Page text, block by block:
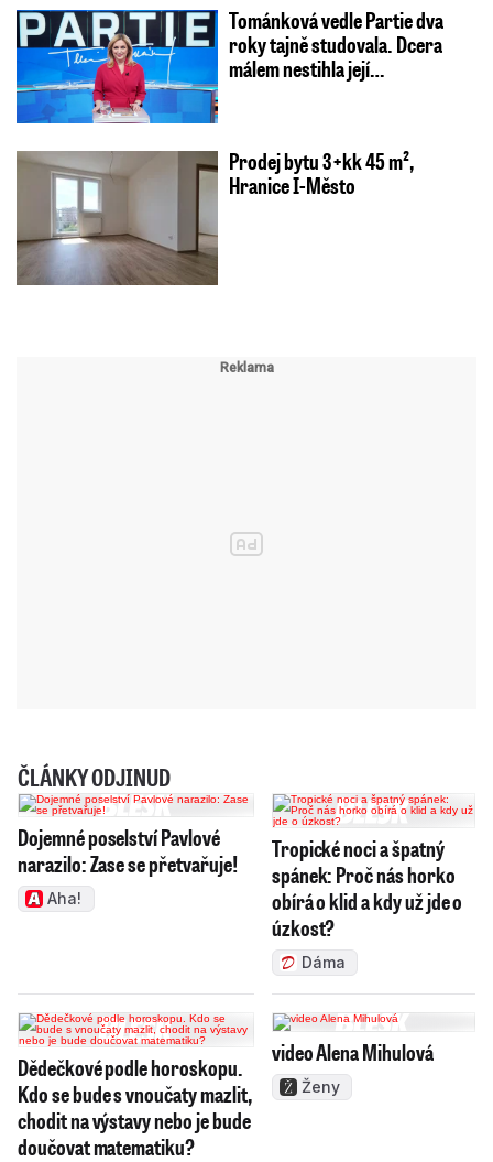
Tománková vedle Partie dva
roky tajně studovala. Dcera
málem nestihla její…
Prodej bytu 3+kk 45 m²,
Hranice I-Město
ČLÁNKY ODJINUD
Dojemné poselství Pavlové
narazilo: Zase se přetvařuje!
Aha!
Tropické noci a špatný
spánek: Proč nás horko
obírá o klid a kdy už jde o
úzkost?
Dáma
Dědečkové podle horoskopu.
Kdo se bude s vnoučaty mazlit,
chodit na výstavy nebo je bude
doučovat matematiku?
video Alena Mihulová
Ženy